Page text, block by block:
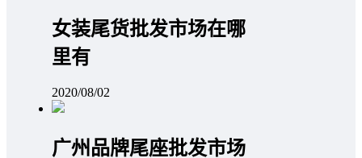
女装尾货批发市场在哪
里有
2020/08/02
广州品牌尾座批发市场